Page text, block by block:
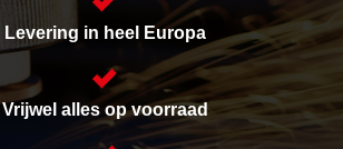
Levering in heel Europa
Vrijwel alles op voorraad